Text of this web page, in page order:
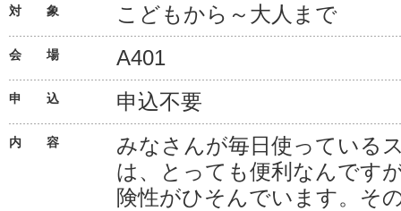
対 象 こどもから～大人まで
会 場 A401
申 込 申込不要
内 容
みなさんが毎日使っている
は、とっても便利なんです
険性がひそんでいます。そ